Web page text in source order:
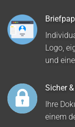
Logo,
und
Sicher
Ihre
einem